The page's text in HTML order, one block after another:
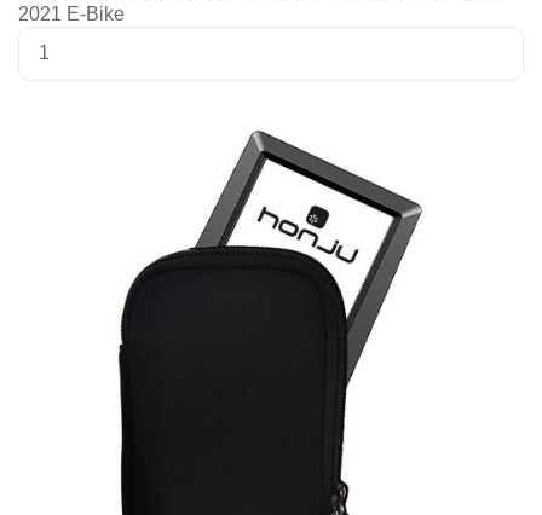
2021 E-Bike